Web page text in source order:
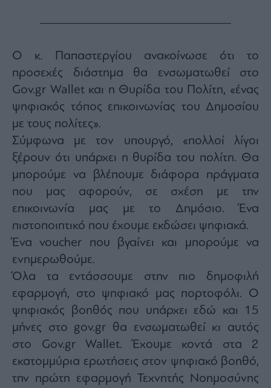
Ο κ. Παπαστεργίου ανακοίνωσε ότι το
προσεχές διάστημα θα ενσωματωθεί στο
Gov.gr Wallet και η Θυρίδα του Πολίτη, «ένας
ψηφιακός τόπος επικοινωνίας του Δημοσίου
με τους πολίτες».
Σύμφωνα με τον υπουργό, «πολλοί λίγοι
ξέρουν ότι υπάρχει η θυρίδα του πολίτη. Θα
μπορούμε να βλέπουμε διάφορα πράγματα
που μας αφορούν, σε σχέση με την
επικοινωνία μας με το Δημόσιο. Ένα
πιστοποιητικό που έχουμε εκδώσει ψηφιακά.
Ένα voucher που βγαίνει και μπορούμε να
ενημερωθούμε.
Όλα τα εντάσσουμε στην πιο δημοφιλή
εφαρμογή, στο ψηφιακό μας πορτοφόλι. Ο
ψηφιακός βοηθός που υπάρχει εδώ και 15
μήνες στο gov.gr θα ενσωματωθεί κι αυτός
στο Gov.gr Wallet. Έχουμε κοντά στα 2
εκατομμύρια ερωτήσεις στον ψηφιακό βοηθό,
την πρώτη εφαρμογή Τεχνητής Νοημοσύνης